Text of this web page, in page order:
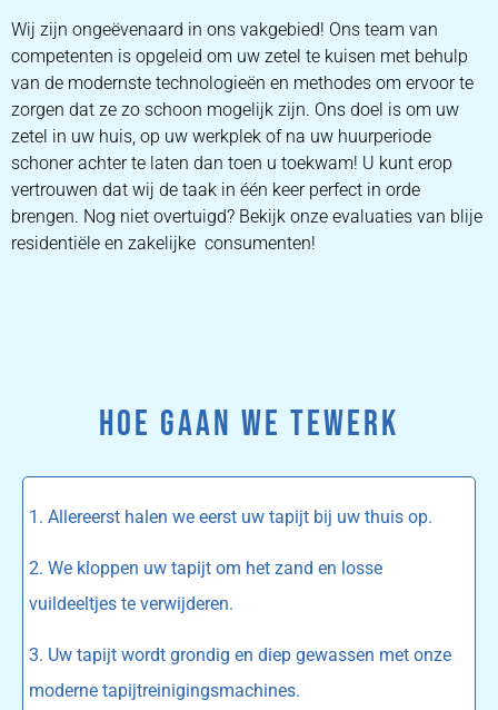
Wij zijn ongeëvenaard in ons vakgebied! Ons team van
competenten is opgeleid om uw zetel te kuisen met behulp
van de modernste technologieën en methodes om ervoor te
zorgen dat ze zo schoon mogelijk zijn. Ons doel is om uw
zetel in uw huis, op uw werkplek of na uw huurperiode
schoner achter te laten dan toen u toekwam! U kunt erop
vertrouwen dat wij de taak in één keer perfect in orde
brengen. Nog niet overtuigd? Bekijk onze evaluaties van blije
residentiële en zakelijke consumenten!
HOE GAAN WE TEWERK
1. Allereerst halen we eerst uw tapijt bij uw thuis op.
2. We kloppen uw tapijt om het zand en losse
vuildeeltjes te verwijderen.
3. Uw tapijt wordt grondig en diep gewassen met onze
moderne tapijtreinigingsmachines.